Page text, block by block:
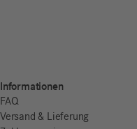
Informationen
FAQ
Versand & Lieferung